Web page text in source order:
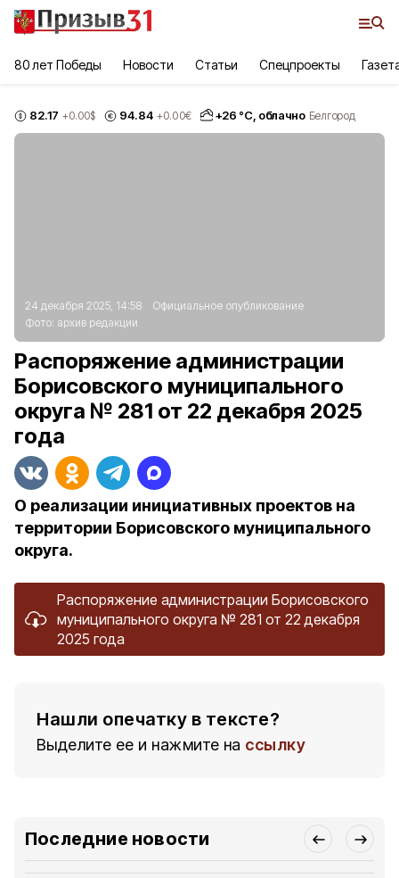
80 лет Победы Новости Статьи Спецпроекты
82.17 +0.00$ 94.84 +0.00€ +26 °С, облачно Белгород
24 декабря 2025, 14:58
Официальное опубликование
Фото: архив редакции
Распоряжение администрации
Борисовского муниципального
округа № 281 от 22 декабря 2025
года
О реализации инициативных проектов на
территории Борисовского муниципального
округа.
Распоряжение администрации Борисовского
муниципального округа № 281 от 22 декабря
2025 года
Нашли опечатку в тексте?
Выделите ее и нажмите на ссылку
Последние новости